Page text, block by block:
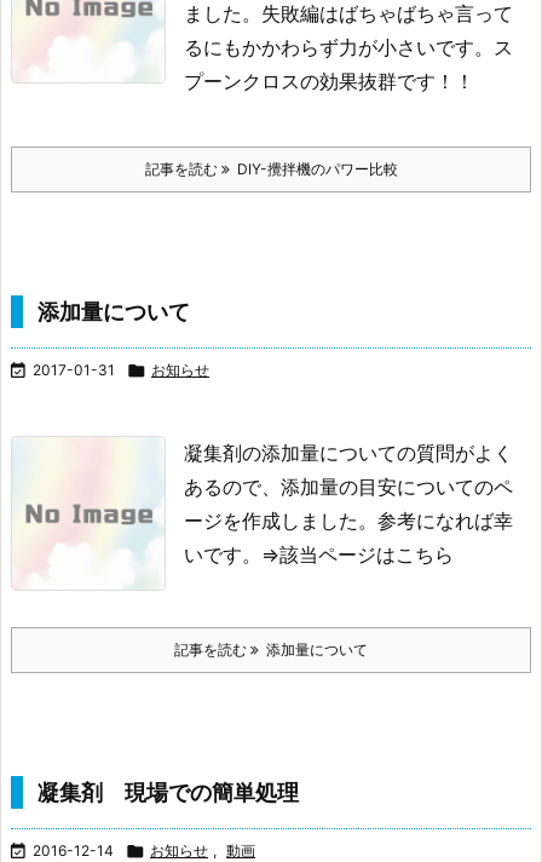
ました。 失敗編はばちゃばちゃ言って
るにもかかわらず力が小さいです。 ス
プーンクロスの効果抜群です！！
記事を読む DIY-攪拌機のパワー比較
添加量について
 2017-01-31  お知らせ
凝集剤の添加量についての質問がよく
あるので、添加量の目安についてのペ
ージを作成しました。 参考になれば幸
いです。 ⇒該当ページはこちら
記事を読む 添加量について
凝集剤 現場での簡単処理
 2016-12-14  お知らせ , 動画